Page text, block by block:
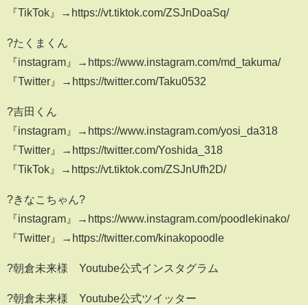
『TikTok』→https://vt.tiktok.com/ZSJnDoaSq/
?たくまくん
『instagram』→https://www.instagram.com/md_takuma/
『Twitter』→https://twitter.com/Taku0532
?吉田くん
『instagram』→https://www.instagram.com/yosi_da318
『Twitter』→https://twitter.com/Yoshida_318
『TikTok』→https://vt.tiktok.com/ZSJnUfh2D/
?きなこちゃん?
『instagram』→https://www.instagram.com/poodlekinako/
『Twitter』→https://twitter.com/kinakopoodle
?朝倉未来様 Youtube公式インスタグラム
?朝倉未来様 Youtube公式ツイッター